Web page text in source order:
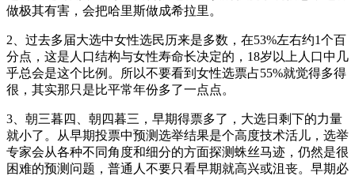
做极其有害，会把哈里斯做成希拉里。
2、过去多届大选中女性选民历来是多数，在53%左右约1个百
分点，这是人口结构与女性寿命长决定的，18岁以上人口中几
乎总会是这个比例。所以不要看到女性选票占55%就觉得多得
很，其实那只是比平常年份多了一点点。
3、朝三暮四、朝四暮三，早期得票多了，大选日剩下的力量
就小了。从早期投票中预测选举结果是个高度技术活儿，选举
专家会从各种不同角度和细分的方面探测蛛丝马迹，仍然是很
困难的预测问题，普通人不要只看早期就高兴或沮丧。早期必